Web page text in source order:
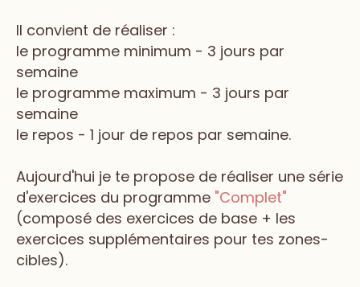
Il convient de réaliser :
le programme minimum - 3 jours par
semaine
le programme maximum - 3 jours par
semaine
le repos - 1 jour de repos par semaine.
Aujourd'hui je te propose de réaliser une série
d'exercices du programme "Complet"
(composé des exercices de base + les
exercices supplémentaires pour tes zones-
cibles).